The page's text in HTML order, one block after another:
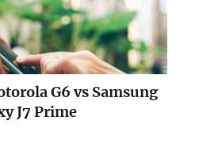
G6 vs Samsung
J7 Prime